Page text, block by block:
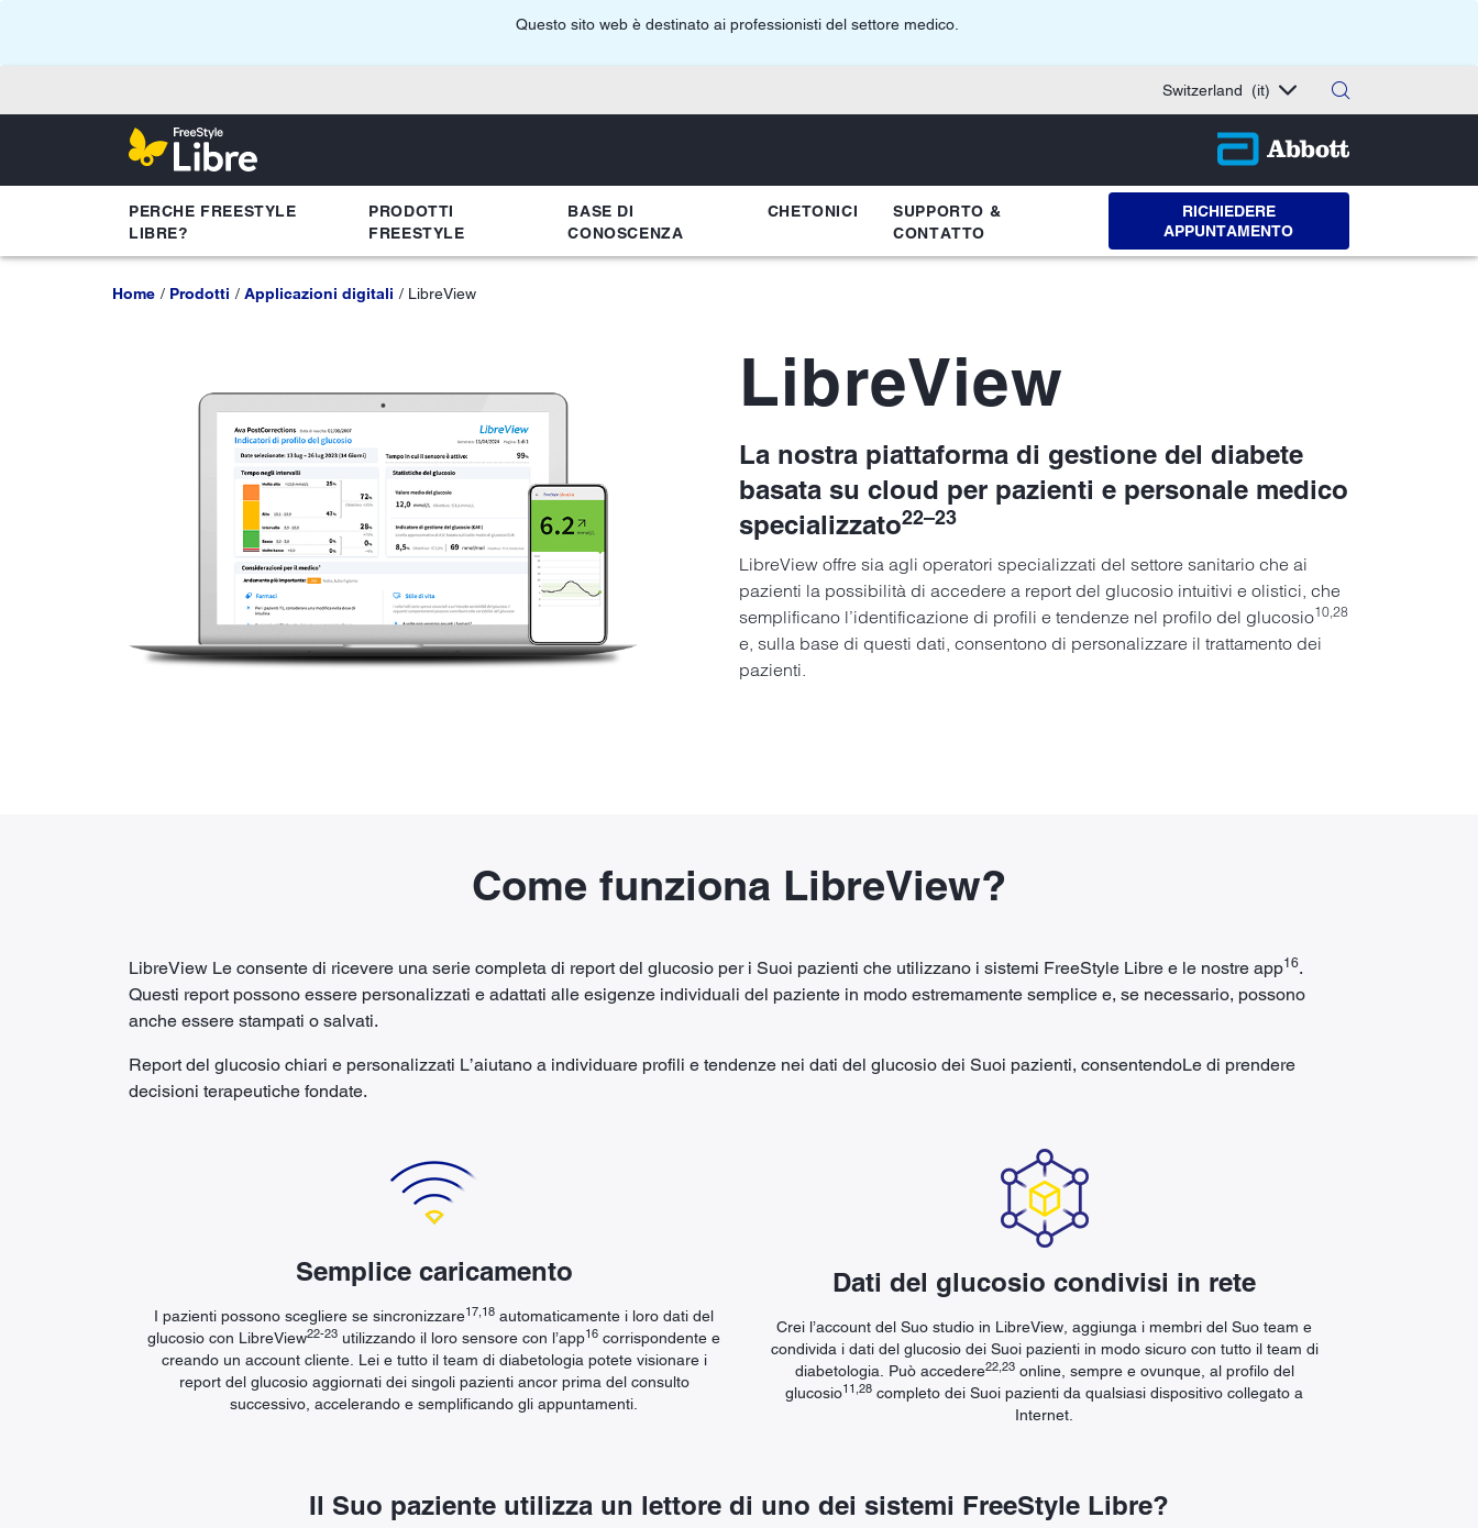
Questo sito web è destinato ai professionisti del settore medico.
Switzerland (it)
PERCHE FREESTYLE
LIBRE?
PRODOTTI
FREESTYLE
BASE DI
CONOSCENZA
CHETONICI
SUPPORTO &
CONTATTO
RICHIEDERE
APPUNTAMENTO
Home Prodotti Applicazioni digitali LibreView
LibreView
La nostra piattaforma di gestione del diabete
basata su cloud per pazienti e personale medico
specializzato22–23
LibreView offre sia agli operatori specializzati del settore sanitario che ai
pazienti la possibilità di accedere a report del glucosio intuitivi e olistici, che
semplificano l’identificazione di profili e tendenze nel profilo del glucosio10,28
e, sulla base di questi dati, consentono di personalizzare il trattamento dei
pazienti.
Come funziona LibreView?
LibreView Le consente di ricevere una serie completa di report del glucosio per i Suoi pazienti che utilizzano i sistemi FreeStyle Libre e le nostre app16.
Questi report possono essere personalizzati e adattati alle esigenze individuali del paziente in modo estremamente semplice e, se necessario, possono
anche essere stampati o salvati.
Report del glucosio chiari e personalizzati L’aiutano a individuare profili e tendenze nei dati del glucosio dei Suoi pazienti, consentendoLe di prendere
decisioni terapeutiche fondate.
Semplice caricamento
I pazienti possono scegliere se sincronizzare17,18 automaticamente i loro dati del
glucosio con LibreView22-23 utilizzando il loro sensore con l’app16 corrispondente e
creando un account cliente. Lei e tutto il team di diabetologia potete visionare i
report del glucosio aggiornati dei singoli pazienti ancor prima del consulto
successivo, accelerando e semplificando gli appuntamenti.
Dati del glucosio condivisi in rete
Crei l’account del Suo studio in LibreView, aggiunga i membri del Suo team e
condivida i dati del glucosio dei Suoi pazienti in modo sicuro con tutto il team di
diabetologia. Può accedere22,23online, sempre e ovunque, al profilo del
glucosio11,28 completo dei Suoi pazienti da qualsiasi dispositivo collegato a
Internet.
Il Suo paziente utilizza un lettore di uno dei sistemi FreeStyle Libre?